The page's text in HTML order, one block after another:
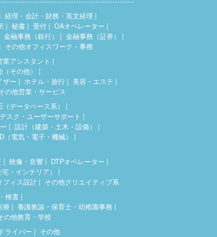
経理・会計・財務・英文経理
秘書 受付
OAオペレーター
金融事務（銀行）
金融事務（証券）
その他オフィスワーク・事務
業アシスタント
その他）
ザー
ホテル・旅行
美容・エステ
の他営業・サービス
（データベース系）
スク・ユーザーサポート
設計（建築・土木・設備）
（電気・電子・機械）
映像・音響
DTPオペレーター
・インテリア）
フィス設計
その他クリエイティブ系
検査
療
養護教諭・保育士・幼稚園事務
の他教育・学校
ライバー
その他